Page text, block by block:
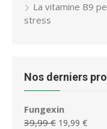
La vitamine B9
stress
Nos derniers
Fungexin
39,99€ Le
19,99 €Le